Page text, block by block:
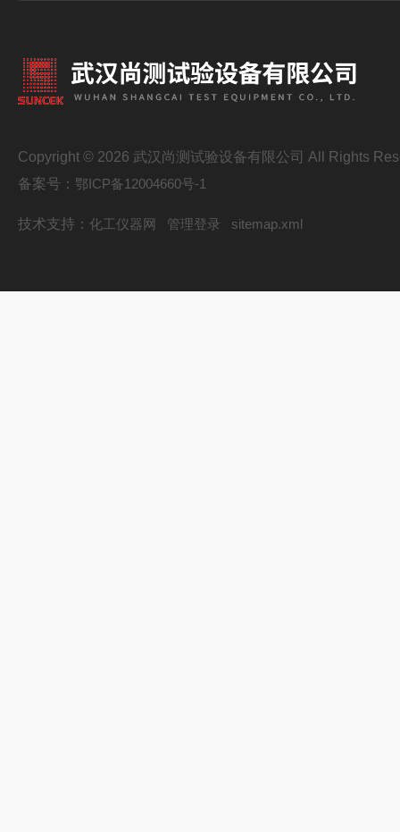
Copyright © 2026 武汉尚测试验设备有限公司 All Rights
备案号： 鄂ICP备12004660号-1
技术支持： 化工仪器网 管理登录 sitemap.xml